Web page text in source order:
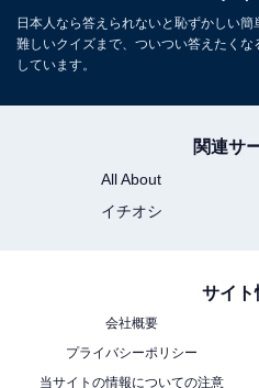
日本人なら答えられないと恥ずかしい
難しいクイズまで、ついつい答えたく
しています。
関連サ
All About
イチオシ
サイト
会社概要
プライバシーポリシー
当サイトの情報についての注意